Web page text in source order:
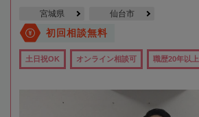
宮城県 仙台市
初回相談無料
土日祝OK オンライン相談可 職歴20年以上